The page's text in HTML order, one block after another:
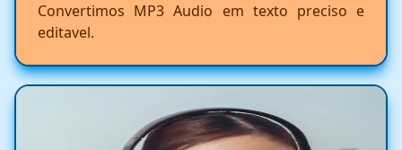
Convertimos MP3 Audio em texto preciso e
editavel.